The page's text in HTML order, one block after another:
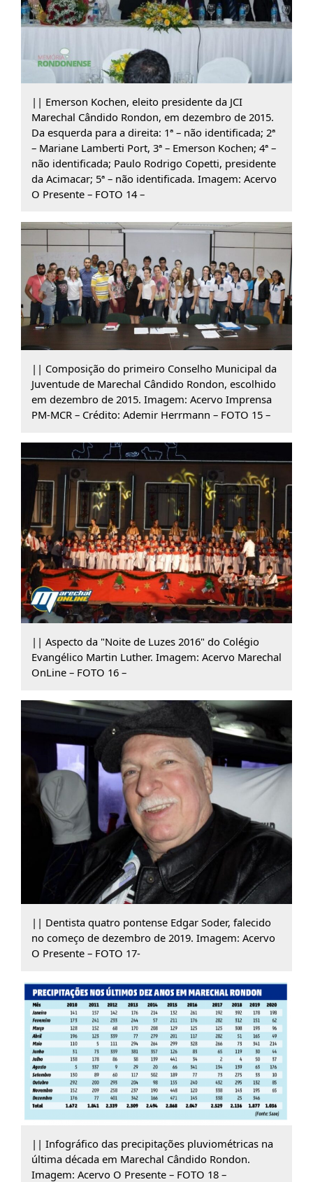
|| Emerson Kochen, eleito presidente da JCI
Marechal Cândido Rondon, em dezembro de 2015.
Da esquerda para a direita: 1ª – não identificada; 2ª
– Mariane Lamberti Port, 3ª – Emerson Kochen; 4ª –
não identificada; Paulo Rodrigo Copetti, presidente
da Acimacar; 5ª – não identificada. Imagem: Acervo
O Presente – FOTO 14 –
|| Composição do primeiro Conselho Municipal da
Juventude de Marechal Cândido Rondon, escolhido
em dezembro de 2015. Imagem: Acervo Imprensa
PM-MCR – Crédito: Ademir Herrmann – FOTO 15 –
|| Aspecto da "Noite de Luzes 2016" do Colégio
Evangélico Martin Luther. Imagem: Acervo Marechal
OnLine – FOTO 16 –
|| Dentista quatro pontense Edgar Soder, falecido
no começo de dezembro de 2019. Imagem: Acervo
O Presente – FOTO 17-
|| Infográfico das precipitações pluviométricas na
última década em Marechal Cândido Rondon.
Imagem: Acervo O Presente – FOTO 18 –